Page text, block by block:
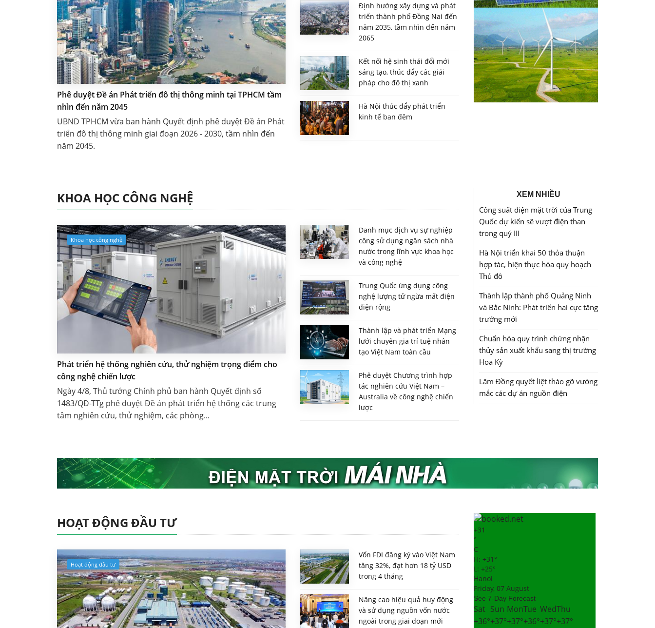
Phê duyệt Đề án Phát triển đô thị thông minh tại TPHCM tầm
nhìn đến năm 2045
UBND TPHCM vừa ban hành Quyết định phê duyệt Đề án Phát
triển đô thị thông minh giai đoạn 2026 - 2030, tầm nhìn đến
năm 2045.
Định hướng xây dựng và phát
triển thành phố Đồng Nai đến
năm 2035, tầm nhìn đến năm
2065
Kết nối hệ sinh thái đổi mới
sáng tạo, thúc đẩy các giải
pháp cho đô thị xanh
Hà Nội thúc đẩy phát triển
kinh tế ban đêm
KHOA HỌC CÔNG NGHỆ
Khoa học công nghệ
Phát triển hệ thống nghiên cứu, thử nghiệm trọng điểm cho
công nghệ chiến lược
Ngày 4/8, Thủ tướng Chính phủ ban hành Quyết định số
1483/QĐ-TTg phê duyệt Đề án phát triển hệ thống các trung
tâm nghiên cứu, thử nghiệm, các phòng...
Danh mục dịch vụ sự nghiệp
công sử dụng ngân sách nhà
nước trong lĩnh vực khoa học
và công nghệ
Trung Quốc ứng dụng công
nghệ lượng tử ngừa mất điện
diện rộng
Thành lập và phát triển Mạng
lưới chuyên gia trí tuệ nhân
tạo Việt Nam toàn cầu
Phê duyệt Chương trình hợp
tác nghiên cứu Việt Nam –
Australia về công nghệ chiến
lược
XEM NHIỀU
Công suất điện mặt trời của Trung
Quốc dự kiến sẽ vượt điện than
trong quý III
Hà Nội triển khai 50 thỏa thuận
hợp tác, hiện thực hóa quy hoạch
Thủ đô
Thành lập thành phố Quảng Ninh
và Bắc Ninh: Phát triển hai cực tăng
trưởng mới
Chuẩn hóa quy trình chứng nhận
thủy sản xuất khẩu sang thị trường
Hoa Kỳ
Lâm Đồng quyết liệt tháo gỡ vướng
mắc các dự án nguồn điện
HOẠT ĐỘNG ĐẦU TƯ
Hoạt động đầu tư
Vốn FDI đăng ký vào Việt Nam
tăng 32%, đạt hơn 18 tỷ USD
trong 4 tháng
Nâng cao hiệu quả huy động
và sử dụng nguồn vốn nước
ngoài trong giai đoạn mới
+31
°
C
H: +31°
L: +25°
Hanoi
Friday, 07 August
See 7-Day Forecast
Sat Sun MonTue WedThu
+36°+37°+37°+36°+37°+37°